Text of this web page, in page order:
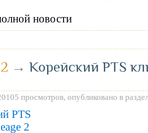
новости
→ Корейский PTS
просмотров, опубликовано в